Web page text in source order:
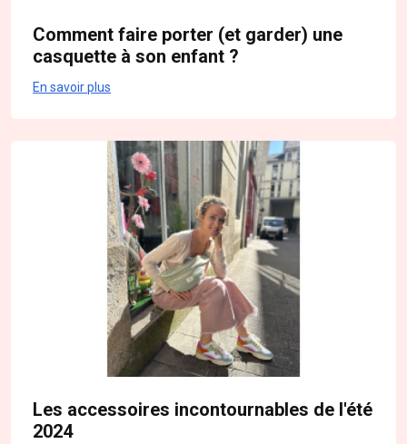
Comment faire porter (et garder) une
casquette à son enfant ?
En savoir plus
Les accessoires incontournables de l'été
2024